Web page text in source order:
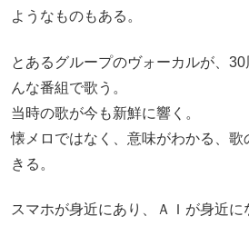
ようなものもある。
とあるグループのヴォーカルが、
んな番組で歌う。
当時の歌が今も新鮮に響く。
懐メロではなく、意味がわかる、
きる。
スマホが身近にあり、ＡＩが身近に